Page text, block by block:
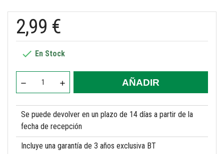
2,99 €
 En Stock
AÑADIR
Se puede devolver en un plazo de 14 días a partir de la
fecha de recepción
Incluye una garantía de 3 años exclusiva BT